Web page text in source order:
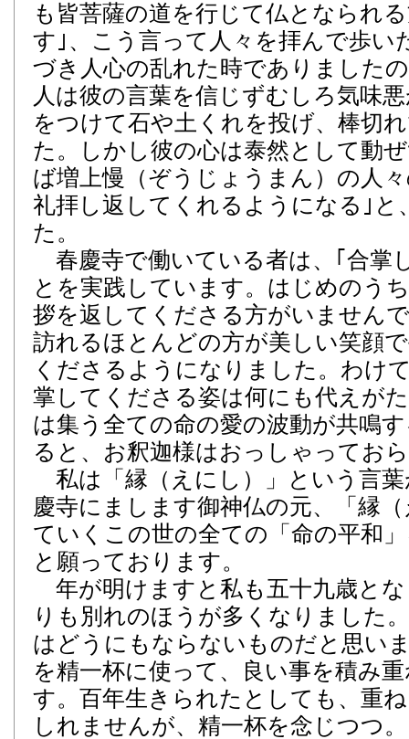
も皆菩薩の道を行じて仏となられ
す｣、こう言って人々を拝んで歩い
づき人心の乱れた時でありました
人は彼の言葉を信じずむしろ気味
をつけて石や土くれを投げ、棒切
た。しかし彼の心は泰然として動
ば増上慢（ぞうじょうまん）の人
礼拝し返してくれるようになる｣と
た。
春慶寺で働いている者は、｢合掌
とを実践しています。はじめのう
拶を返してくださる方がいません
訪れるほとんどの方が美しい笑顔
くださるようになりました。わけ
掌してくださる姿は何にも代えが
は集う全ての命の愛の波動が共鳴
ると、お釈迦様はおっしゃってお
私は「縁（えにし）」という言
慶寺にまします御神仏の元、「縁
ていくこの世の全ての「命の平和
と願っております。
年が明けますと私も五十九歳と
りも別れのほうが多くなりました
はどうにもならないものだと思い
を精一杯に使って、良い事を積み
す。百年生きられたとしても、重
しれませんが、精一杯を念じつつ